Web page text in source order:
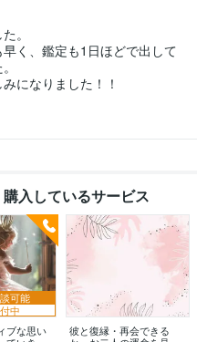
。
く、鑑定も1日ほどで出して
になりました！！
入しているサービス
可能
中
ブな思い
彼と復縁・再会できる